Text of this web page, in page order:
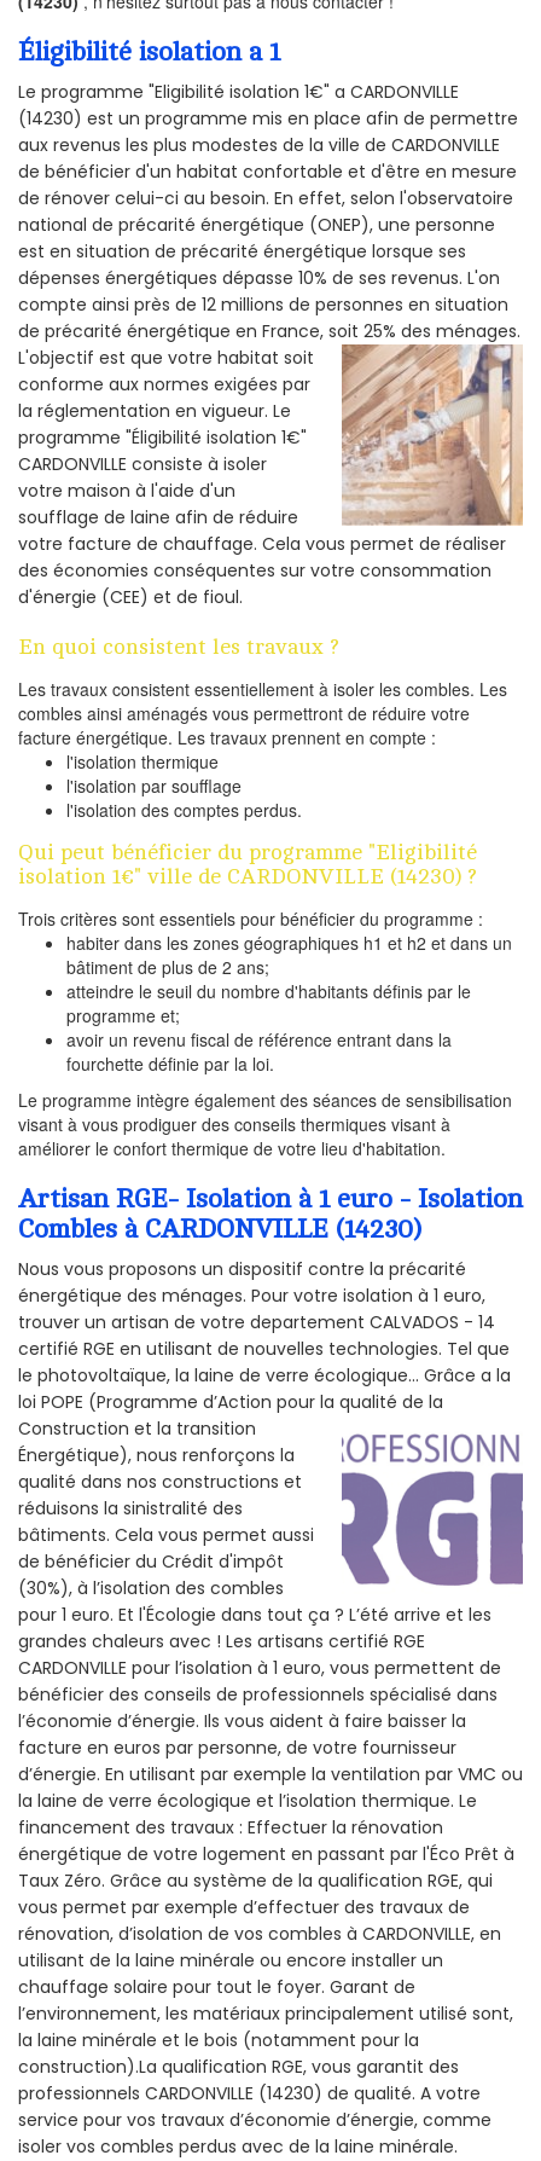
Éligibilité isolation a 1
Le programme "Eligibilité isolation 1€" a CARDONVILLE
(14230) est un programme mis en place afin de permettre
aux revenus les plus modestes de la ville de CARDONVILLE
de bénéficier d'un habitat confortable et d'être en mesure
de rénover celui-ci au besoin. En effet, selon l'observatoire
national de précarité énergétique (ONEP), une personne
est en situation de précarité énergétique lorsque ses
dépenses énergétiques dépasse 10% de ses revenus. L'on
compte ainsi près de 12 millions de personnes en situation
de précarité énergétique en France, soit 25% des ménages.
L'objectif est que votre habitat soit
conforme aux normes exigées par
la réglementation en vigueur. Le
programme "Éligibilité isolation 1€"
CARDONVILLE consiste à isoler
votre maison à l'aide d'un
soufflage de laine afin de réduire
votre facture de chauffage. Cela vous permet de réaliser
des économies conséquentes sur votre consommation
d'énergie (CEE) et de fioul.
En quoi consistent les travaux ?
Les travaux consistent essentiellement à isoler les combles. Les
combles ainsi aménagés vous permettront de réduire votre
facture énergétique. Les travaux prennent en compte :
l'isolation thermique
l'isolation par soufflage
l'isolation des comptes perdus.
Qui peut bénéficier du programme "Eligibilité
isolation 1€" ville de CARDONVILLE (14230) ?
Trois critères sont essentiels pour bénéficier du programme :
habiter dans les zones géographiques h1 et h2 et dans un
bâtiment de plus de 2 ans;
atteindre le seuil du nombre d'habitants définis par le
programme et;
avoir un revenu fiscal de référence entrant dans la
fourchette définie par la loi.
Le programme intègre également des séances de sensibilisation
visant à vous prodiguer des conseils thermiques visant à
améliorer le confort thermique de votre lieu d'habitation.
Artisan RGE- Isolation à 1 euro - Isolation
Combles à CARDONVILLE (14230)
Nous vous proposons un dispositif contre la précarité
énergétique des ménages. Pour votre isolation à 1 euro,
trouver un artisan de votre departement CALVADOS - 14
certifié RGE en utilisant de nouvelles technologies. Tel que
le photovoltaïque, la laine de verre écologique... Grâce a la
loi POPE (Programme d’Action pour la qualité de la
Construction et la transition
Énergétique), nous renforçons la
qualité dans nos constructions et
réduisons la sinistralité des
bâtiments. Cela vous permet aussi
de bénéficier du Crédit d'impôt
(30%), à l’isolation des combles
pour 1 euro. Et l'Écologie dans tout ça ? L’été arrive et les
grandes chaleurs avec ! Les artisans certifié RGE
CARDONVILLE pour l’isolation à 1 euro, vous permettent de
bénéficier des conseils de professionnels spécialisé dans
l’économie d’énergie. Ils vous aident à faire baisser la
facture en euros par personne, de votre fournisseur
d’énergie. En utilisant par exemple la ventilation par VMC ou
la laine de verre écologique et l’isolation thermique. Le
financement des travaux : Effectuer la rénovation
énergétique de votre logement en passant par l'Éco Prêt à
Taux Zéro. Grâce au système de la qualification RGE, qui
vous permet par exemple d’effectuer des travaux de
rénovation, d’isolation de vos combles à CARDONVILLE, en
utilisant de la laine minérale ou encore installer un
chauffage solaire pour tout le foyer. Garant de
l’environnement, les matériaux principalement utilisé sont,
la laine minérale et le bois (notamment pour la
construction).La qualification RGE, vous garantit des
professionnels CARDONVILLE (14230) de qualité. A votre
service pour vos travaux d’économie d’énergie, comme
isoler vos combles perdus avec de la laine minérale.